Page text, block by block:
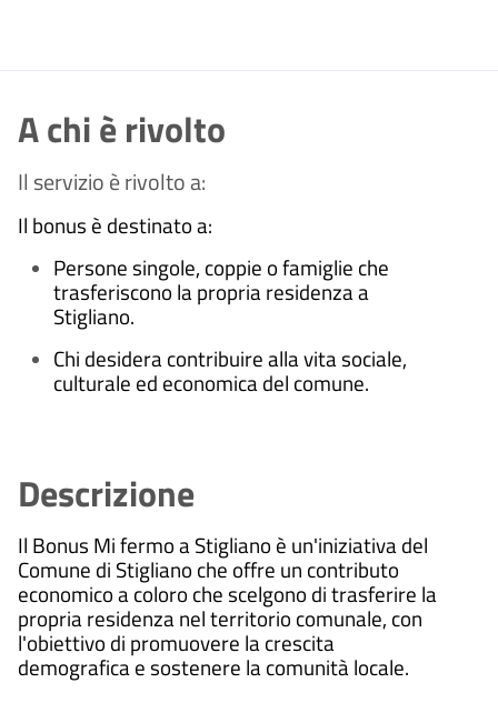
A chi è rivolto
Il servizio è rivolto a:
Il bonus è destinato a:
Persone singole, coppie o famiglie che
trasferiscono la propria residenza a
Stigliano.
Chi desidera contribuire alla vita sociale,
culturale ed economica del comune.
Descrizione
Il Bonus Mi fermo a Stigliano è un'iniziativa del
Comune di Stigliano che offre un contributo
economico a coloro che scelgono di trasferire la
propria residenza nel territorio comunale, con
l'obiettivo di promuovere la crescita
demografica e sostenere la comunità locale.